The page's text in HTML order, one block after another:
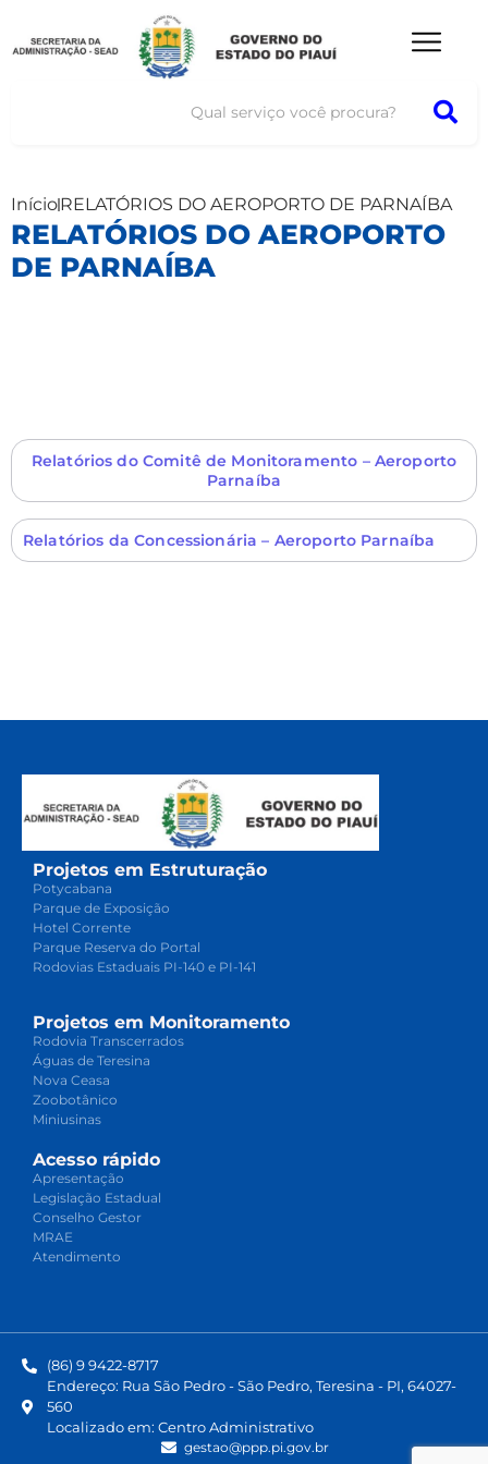
InícioRELATÓRIOS DO AEROPORTO DE PARNAÍBA
RELATÓRIOS DO AEROPORTO
DE PARNAÍBA
Relatórios do Comitê de Monitoramento – Aeroporto
Parnaíba
Relatórios da Concessionária – Aeroporto Parnaíba
Projetos em Estruturação
Potycabana
Parque de Exposição
Hotel Corrente
Parque Reserva do Portal
Rodovias Estaduais PI-140 e PI-141
Projetos em Monitoramento
Rodovia Transcerrados
Águas de Teresina
Nova Ceasa
Zoobotânico
Miniusinas
Acesso rápido
Apresentação
Legislação Estadual
Conselho Gestor
MRAE
Atendimento
(86) 9 9422-8717
Endereço: Rua São Pedro - São Pedro, Teresina - PI, 64027-
560
Localizado em: Centro Administrativo
gestao@ppp.pi.gov.br